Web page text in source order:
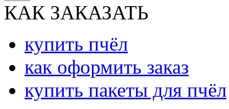
КАК ЗАКАЗАТЬ
купить пчёл
как оформить заказ
купить пакеты для пчёл